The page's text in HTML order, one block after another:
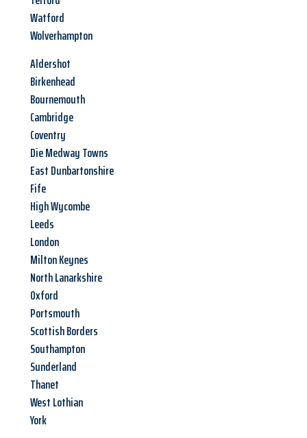
Watford
Wolverhampton
Aldershot
Birkenhead
Bournemouth
Cambridge
Coventry
Die Medway Towns
East Dunbartonshire
Fife
High Wycombe
Leeds
London
Milton Keynes
North Lanarkshire
Oxford
Portsmouth
Scottish Borders
Southampton
Sunderland
Thanet
West Lothian
York